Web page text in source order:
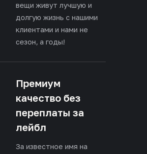
вещи живут лучшую и
долгую жизнь с нашими
клиентами и нами не
сезон, а годы!
Премиум
качество без
переплаты за
лейбл
За известное имя на